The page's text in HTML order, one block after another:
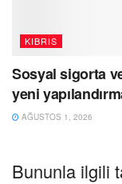
KIBRIS
Sosyal sigorta
yeni
AĞUSTOS 1, 2026
Bununla ilgili